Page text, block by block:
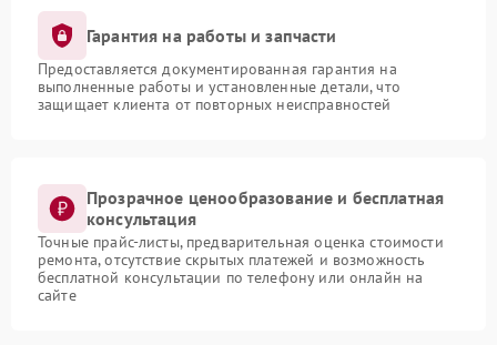
Гарантия на работы и запчасти
Предоставляется документированная гарантия на
выполненные работы и установленные детали, что
защищает клиента от повторных неисправностей
Прозрачное ценообразование и бесплатная
консультация
Точные прайс-листы, предварительная оценка стоимости
ремонта, отсутствие скрытых платежей и возможность
бесплатной консультации по телефону или онлайн на
сайте